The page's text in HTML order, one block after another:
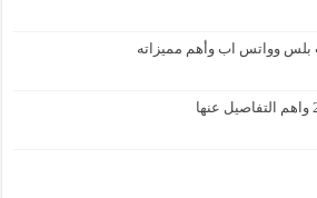
بلس وواتس اب وأهم مميزاته